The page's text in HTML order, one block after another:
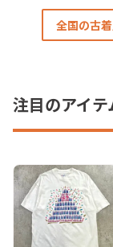
全国の古
注目のアイテ